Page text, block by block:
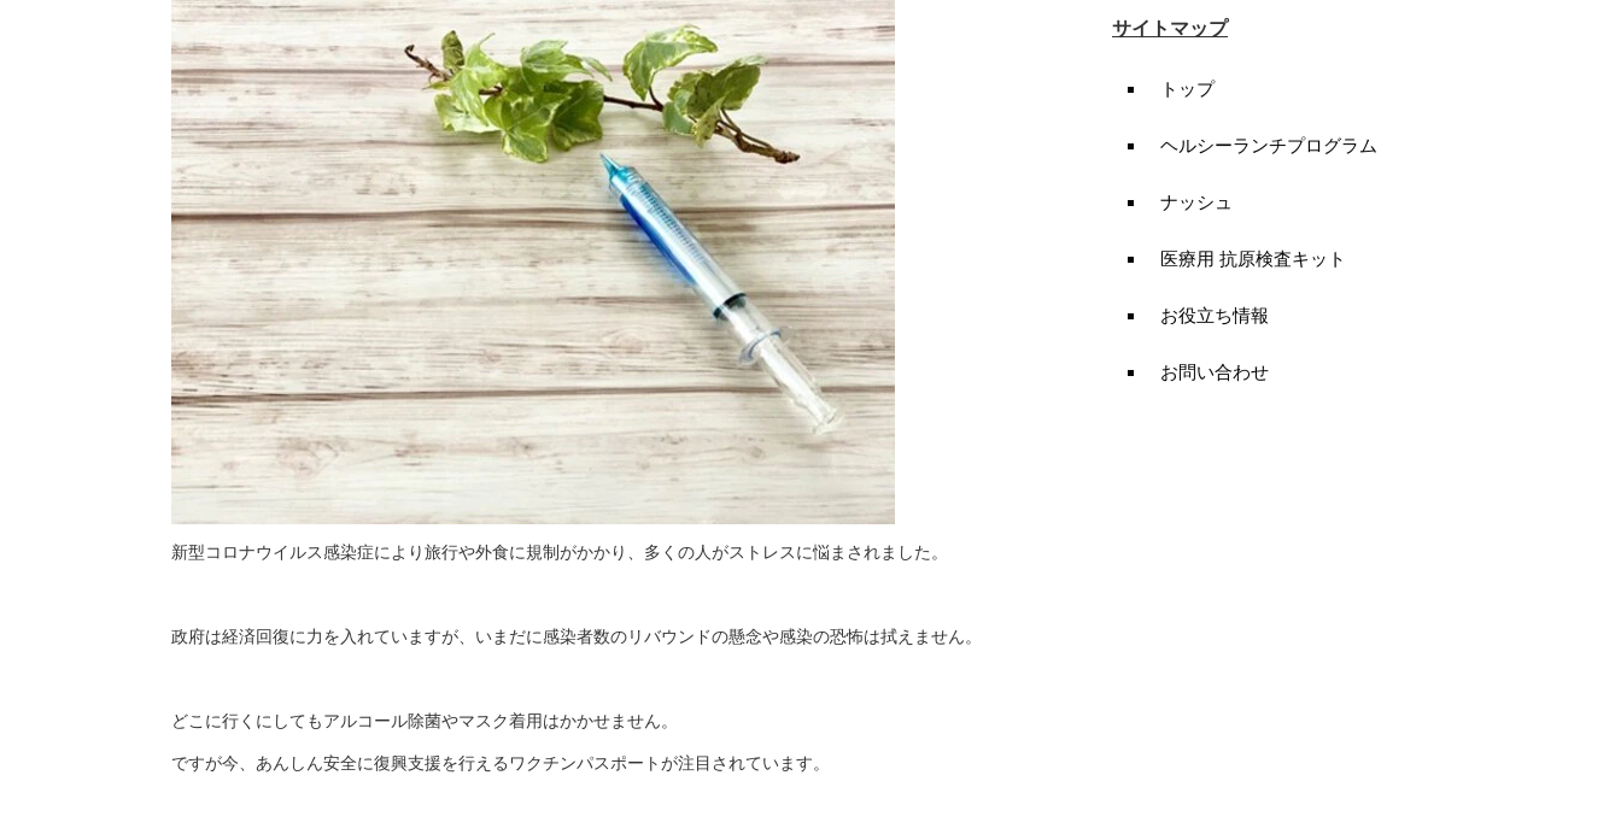
新型コロナウイルス感染症により旅行や外食に規制がかかり、多くの人がストレスに悩まされました。
政府は経済回復に力を入れていますが、いまだに感染者数のリバウンドの懸念や感染の恐怖は拭えません。
どこに行くにしてもアルコール除菌やマスク着用はかかせません。
ですが今、あんしん安全に復興支援を行えるワクチンパスポートが注目されています。
サイトマップ
トップ
ヘルシーランチプログラム
ナッシュ
医療用 抗原検査キット
お役立ち情報
お問い合わせ